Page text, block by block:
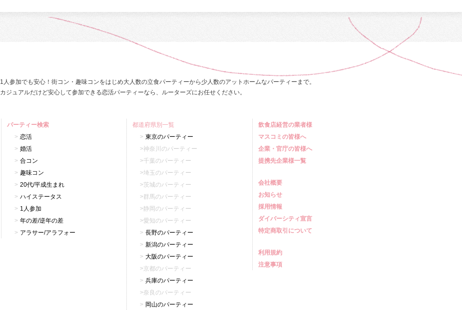
1人参加でも安心！街コン・趣味コンをはじめ大人数の立食パーティーから少人数のアットホームなパーティーまで。
カジュアルだけど安心して参加できる恋活パーティーなら、ルーターズにお任せください。
パーティー検索
恋活
婚活
合コン
趣味コン
20代/平成生まれ
ハイステータス
1人参加
年の差/逆年の差
アラサー/アラフォー
都道府県別一覧
東京のパーティー
神奈川のパーティー
千葉のパーティー
埼玉のパーティー
茨城のパーティー
群馬のパーティー
静岡のパーティー
愛知のパーティー
長野のパーティー
新潟のパーティー
大阪のパーティー
京都のパーティー
兵庫のパーティー
奈良のパーティー
岡山のパーティー
飲食店経営の業者様
マスコミの皆様へ
企業・官庁の皆様へ
提携先企業様一覧
会社概要
お知らせ
採用情報
ダイバーシティ宣言
特定商取引について
利用規約
注意事項